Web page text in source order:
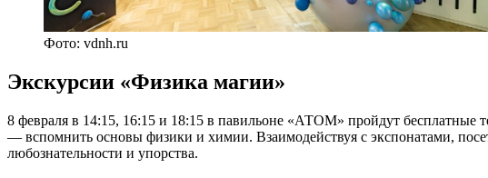
Фото: vdnh.ru
Экскурсии «Физика магии»
8 февраля в 14:15, 16:15 и 18:15 в павильоне «АТОМ» пройдут бесплатные
— вспомнить основы физики и химии. Взаимодействуя с экспонатами,
любознательности и упорства.